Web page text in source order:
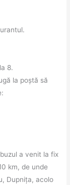
8.
la poștă să
a venit la fix
km, de unde
Dupnița, acolo